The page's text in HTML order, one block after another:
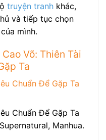
truyện tranh khác,
và tiếp tục chọn
mình.
Võ: Thiên Tài
Ta
Chuẩn Để Gặp Ta
Chuẩn Để Gặp Ta
Manhua.